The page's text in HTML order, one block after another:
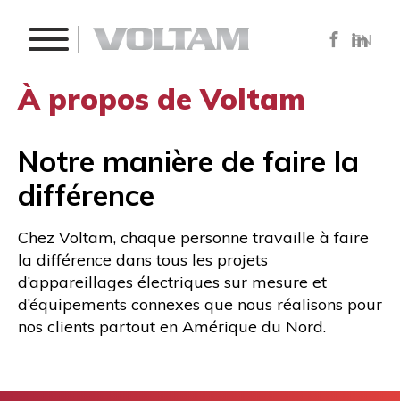
EN
À propos de Voltam
Notre manière de faire la
différence
Chez Voltam, chaque personne travaille à faire
la différence dans tous les projets
d’appareillages électriques sur mesure et
d’équipements connexes que nous réalisons pour
nos clients partout en Amérique du Nord.